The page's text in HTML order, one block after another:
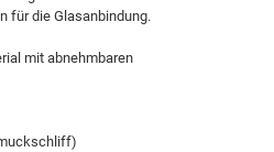
für die Glasanbindung.
mit abnehmbaren